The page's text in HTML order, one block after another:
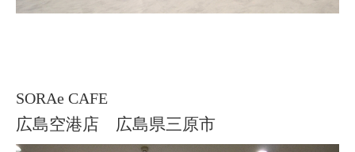
SORAe CAFE
広島空港店 広島県三原市